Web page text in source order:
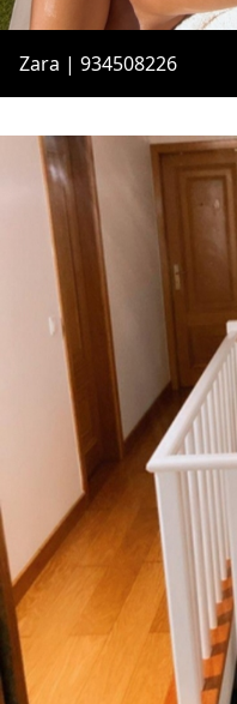
Zara | 934508226